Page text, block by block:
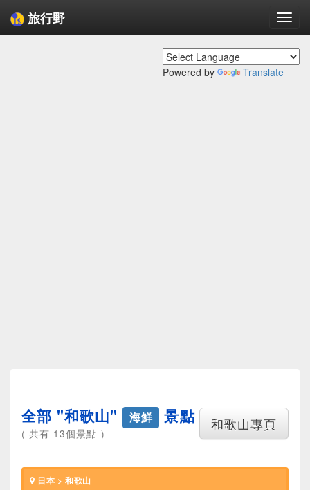
旅行野
Powered by Translate
和歌山專頁
全部 "和歌山" 海鮮 景點
( 共有 13個景點 )
日本 > 和歌山